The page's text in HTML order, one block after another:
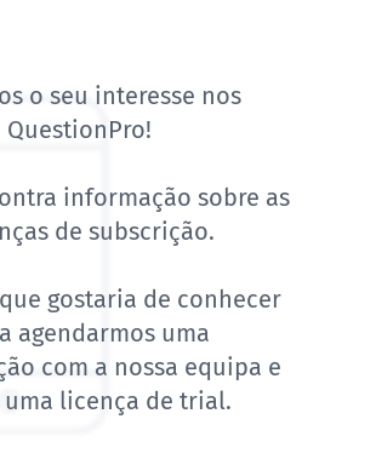
o seu interesse nos
informação sobre as
de subscrição.
gostaria de conhecer
agendarmos uma
com a nossa equipa e
licença de trial.